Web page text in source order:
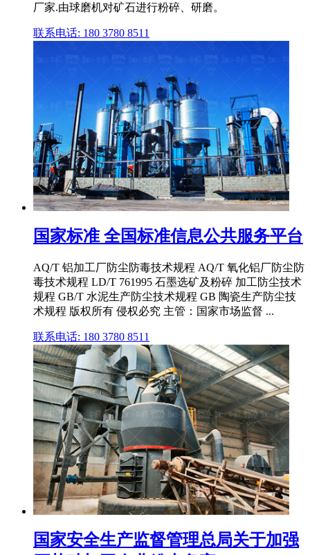
厂家.由球磨机对矿石进行粉碎、研磨。
联系电话: 180 3780 8511
国家标准 全国标准信息公共服务平台
AQ/T 铝加工厂防尘防毒技术规程 AQ/T 氧化铝厂防尘防
毒技术规程 LD/T 761995 石墨选矿及粉碎 加工防尘技术
规程 GB/T 水泥生产防尘技术规程 GB 陶瓷生产防尘技
术规程 版权所有 侵权必究 主管：国家市场监督 ...
联系电话: 180 3780 8511
国家安全生产监督管理总局关于加强